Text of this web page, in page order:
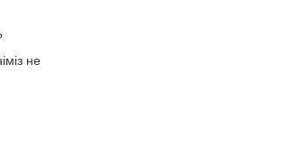
не